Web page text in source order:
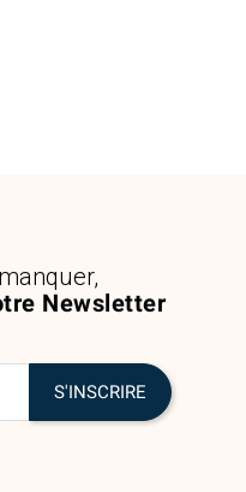
Newsletter